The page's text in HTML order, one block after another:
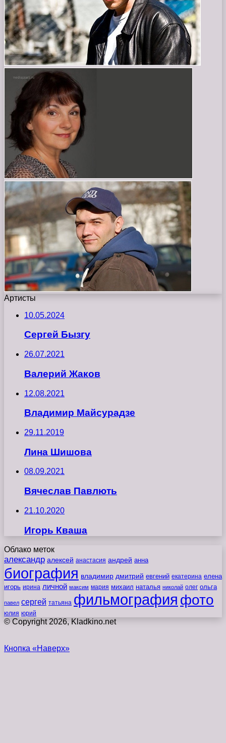
Артисты
10.05.2024
Сергей Бызгу
26.07.2021
Валерий Жаков
12.08.2021
Владимир Майсурадзе
29.11.2019
Лина Шишова
08.09.2021
Вячеслав Павлють
21.10.2020
Игорь Кваша
Облако меток
александр алексей анастасия андрей анна
биография владимир дмитрий евгений екатерина елена
игорь ирина личной максим мария михаил наталья николай олег ольга
павел сергей татьяна фильмография фото
юлия юрий
© Copyright 2026, Kladkino.net
Кнопка «Наверх»